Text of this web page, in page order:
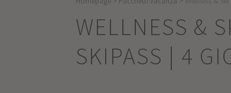
WELLNESS &
SKIPASS | 4